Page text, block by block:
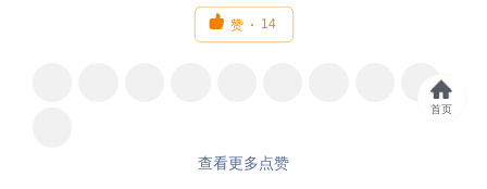
 赞 14
查看更多点赞
首页